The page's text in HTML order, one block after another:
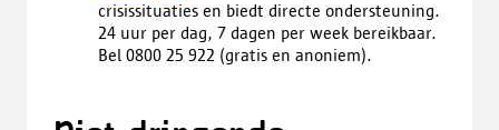
crisissituaties en biedt directe ondersteuning.
24 uur per dag, 7 dagen per week bereikbaar.
Bel 0800 25 922 (gratis en anoniem).